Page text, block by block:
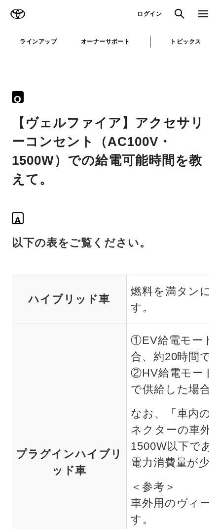
ログイン 検索 メニュ
ラインアップ オーナーサポート トピックス
Q
【ヴェルファイア】アクセサリ
ーコンセント（AC100V・
1500W）での給電可能時間を教
えて。
A
以下の表をご覧ください。
ハイブリッド車
燃料を満タンに
す。
プラグインハイブリ
ッド車
①EV給電モード
合、約20時間で
②HV給電モード
で供給した場合
なお、「車内の
ネクターの車外
1500W以下であ
電力消費量が少
＜参考＞
車外用のヴィー
す。